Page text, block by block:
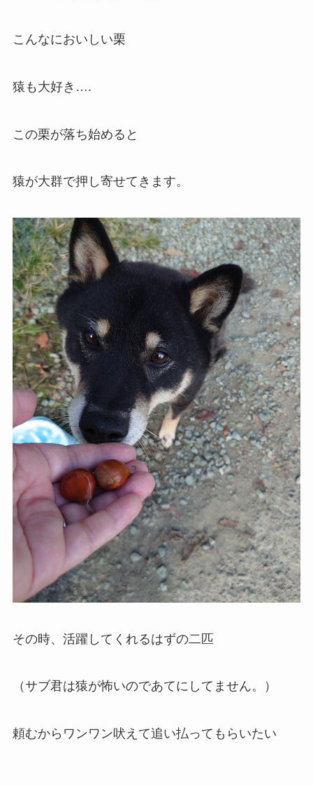
こんなにおいしい栗
猿も大好き….
この栗が落ち始めると
猿が大群で押し寄せてきます。
その時、活躍してくれるはずの二匹
（サブ君は猿が怖いのであてにしてません。）
頼むからワンワン吠えて追い払ってもらいたい